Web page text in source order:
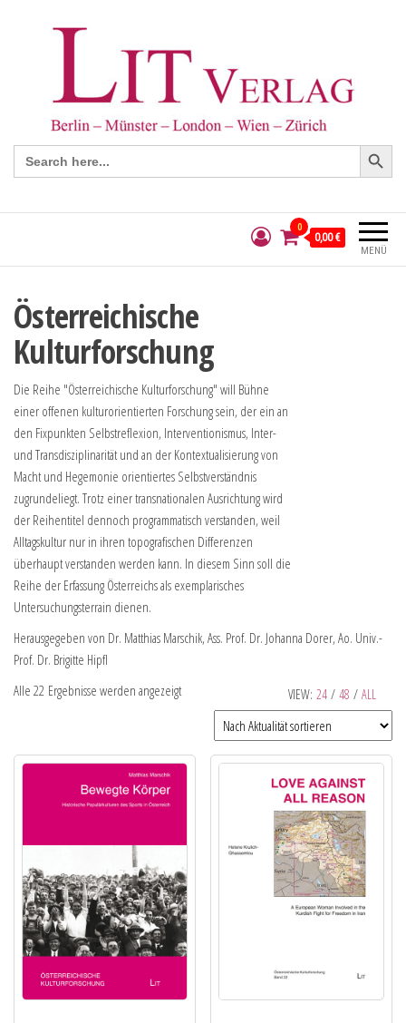
Search
for:
Search Button
MENÜ
0
0,00 €
Österreichische
Kulturforschung
Die Reihe "Österreichische Kulturforschung" will Bühne
einer offenen kulturorientierten Forschung sein, der ein an
den Fixpunkten Selbstreflexion, Interventionismus, Inter-
und Transdisziplinarität und an der Kontextualisierung von
Macht und Hegemonie orientiertes Selbstverständnis
zugrundeliegt. Trotz einer transnationalen Ausrichtung wird
der Reihentitel dennoch programmatisch verstanden, weil
Alltagskultur nur in ihren topografischen Differenzen
überhaupt verstanden werden kann. In diesem Sinn soll die
Reihe der Erfassung Österreichs als exemplarisches
Untersuchungsterrain dienen.
Herausgegeben von Dr. Matthias Marschik, Ass. Prof. Dr. Johanna Dorer, Ao. Univ.-
Prof. Dr. Brigitte Hipfl
VIEW: 24 / 48 / ALL
Alle 22 Ergebnisse werden angezeigt